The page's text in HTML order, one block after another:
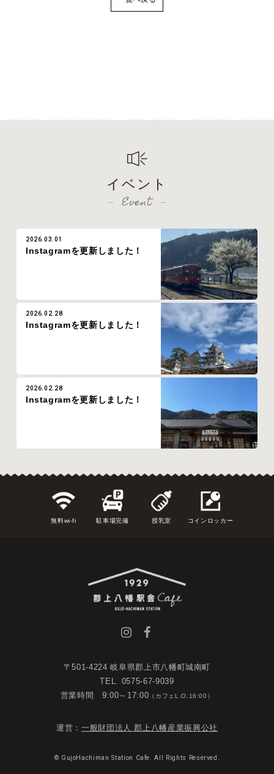
イベント
Event
2026.03.01
Instagramを更新しました！
2026.02.28
Instagramを更新しました！
2026.02.28
Instagramを更新しました！
無料wi-fi 駐車場完備 授乳室 コインロッカー
〒501-4224 岐阜県郡上市八幡町城南町
TEL. 0575-67-9039
営業時間 9:00～17:00 （カフェL.O.16:00）
運営： 一般財団法人 郡上八幡産業振興公社
© GujoHachiman Station Cafe. All Rights Reserved.